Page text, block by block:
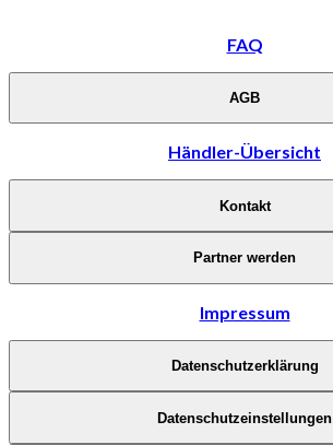
FAQ
AGB
Händler-Übersicht
Kontakt
Partner werden
Impressum
Datenschutzerklärung
Datenschutzeinstellungen